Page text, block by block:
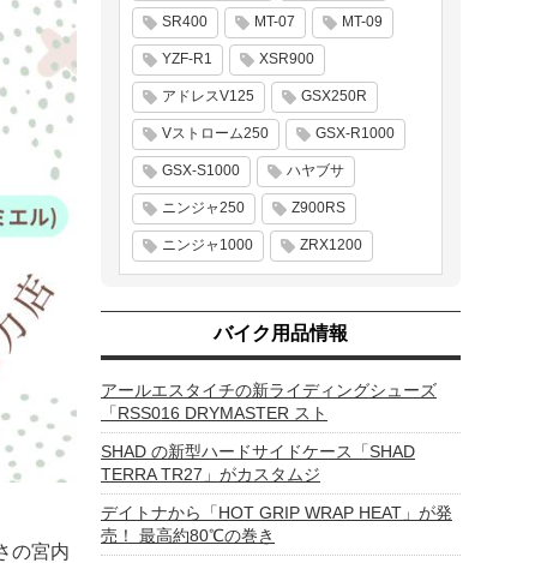
の宮内
SR400 MT-07 MT-09
YZF-R1 XSR900
アドレスV125 GSX250R
Vストローム250 GSX-R1000
GSX-S1000 ハヤブサ
ニンジャ250 Z900RS
ニンジャ1000 ZRX1200
バイク用品情報
アールエスタイチの新ライディングシューズ
「RSS016 DRYMASTER スト
SHAD の新型ハードサイドケース「SHAD
TERRA TR27」がカスタムジ
デイトナから「HOT GRIP WRAP HEAT」が発
売！ 最高約80℃の巻き